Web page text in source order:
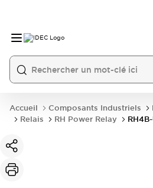
Accueil Composants Industriels
Relais
RH Power Relay